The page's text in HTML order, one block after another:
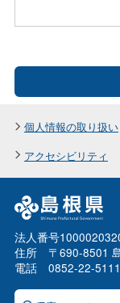
個人情報の取り扱い
アクセシビリティ
法人番号
住所 〒690-8501
電話 0852-22-5111